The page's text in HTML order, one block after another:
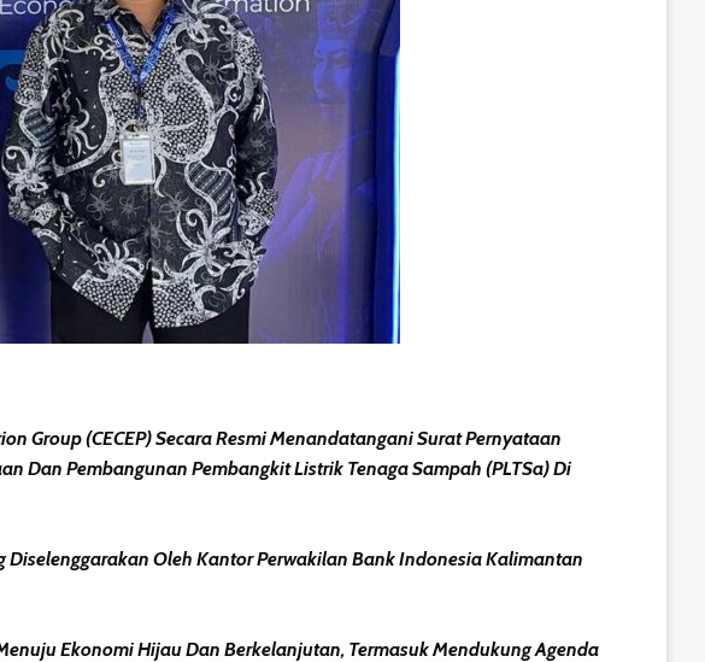
Group (CECEP) Secara Resmi Menandatangani Surat Pernyataan
Dan Pembangunan Pembangkit Listrik Tenaga Sampah (PLTSa) Di
Oleh Kantor Perwakilan Bank Indonesia Kalimantan
Ekonomi Hijau Dan Berkelanjutan, Termasuk Mendukung Agenda